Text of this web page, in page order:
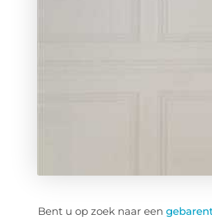
Bent u op zoek naar een